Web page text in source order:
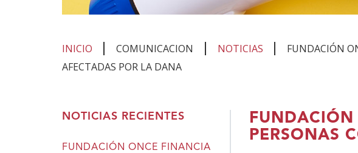
INICIO COMUNICACION NOTICIAS
FUNDACIÓN
AFECTADAS POR LA DANA
PERSONAS
NOTICIAS RECIENTES
FUNDACIÓN ONCE FINANCIA